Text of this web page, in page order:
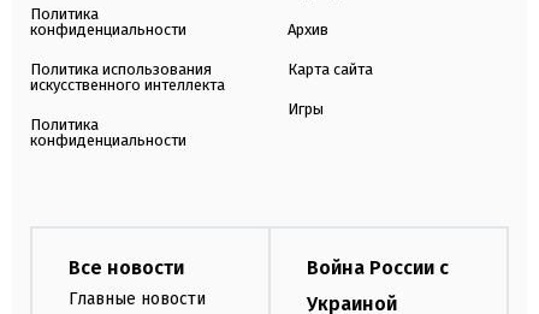
Политика
конфиденциальности
Политика использования
искусственного интеллекта
Политика
конфиденциальности
Архив
Карта сайта
Игры
Все новости
Главные новости
Война России с
Украиной